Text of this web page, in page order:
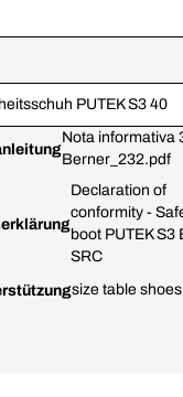
PUTEK S3 40
Nota informativa
Berner_232.pdf
Declaration of
conformity -
boot PUTEK S3
SRC
size table